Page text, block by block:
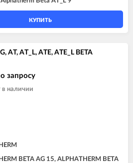
КУПИТЬ
AT, AT_L, ATE, ATE_L BETA
запросу
в наличии
BETA AG 15, ALPHATHERM BETA